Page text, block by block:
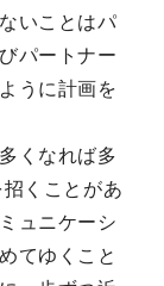
いことはパ
パートナー
うに計画を
くなれば多
くことがあ
ュニケーシ
てゆくこと